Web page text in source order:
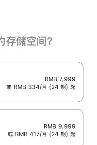
储空⁠间？
RMB 7,999
或 RMB 334/月 (24 期) 起
RMB 9,999
或 RMB 417/月 (24 期) 起